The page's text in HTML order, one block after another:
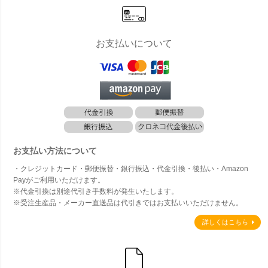
お支払いについて
お支払い方法について
・クレジットカード・郵便振替・銀行振込・代金引換・後払い・Amazon
Payがご利用いただけます。
※代金引換は別途代引き手数料が発生いたします。
※受注生産品・メーカー直送品は代引きではお支払いいただけません。
詳しくはこちら